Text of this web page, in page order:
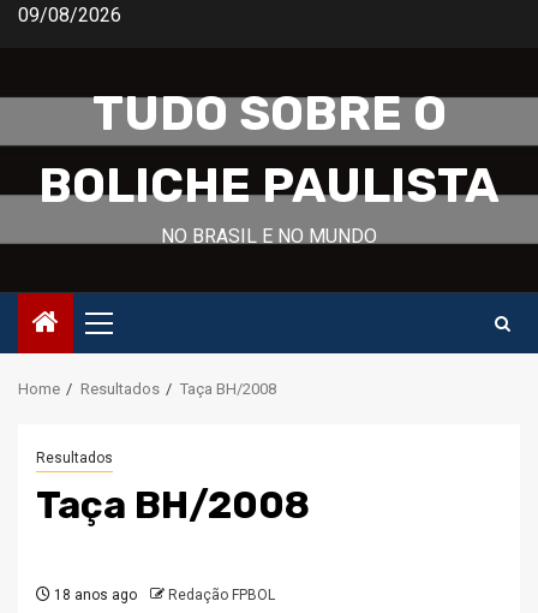
Skip09/08/2026
TUDO SOBRE O
BOLICHE PAULISTA
NO BRASIL E NO MUNDO
Primary
Menu
Home Resultados Taça BH/2008
Resultados
Taça BH/2008
18 anos ago Redação FPBOL